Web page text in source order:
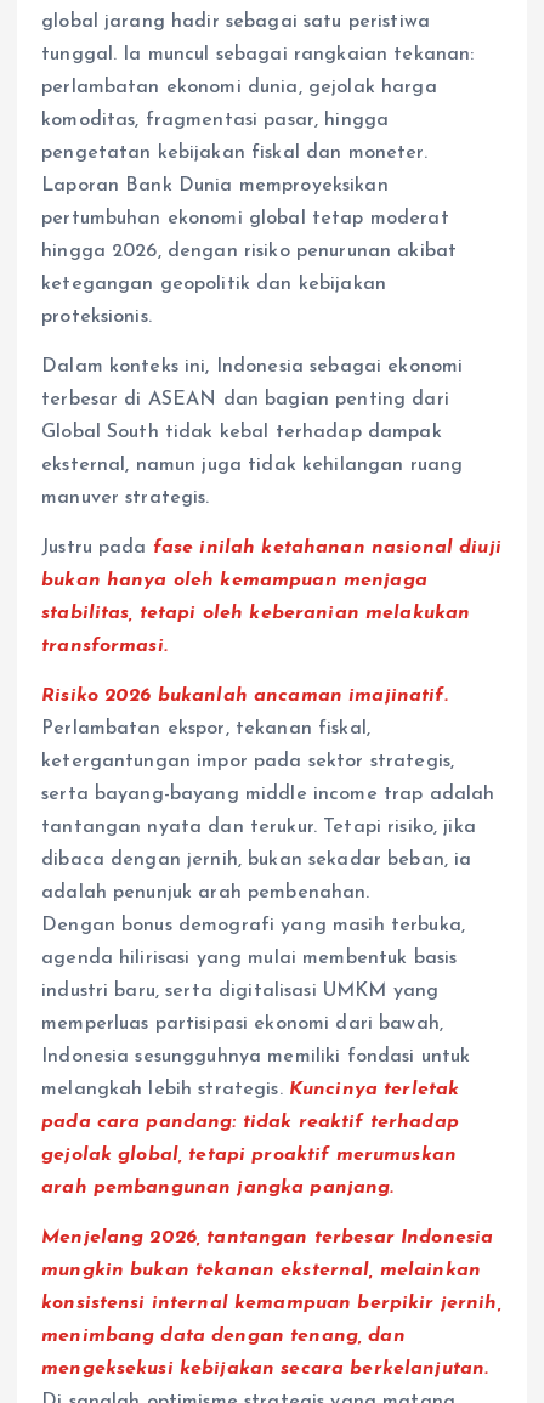
global jarang hadir sebagai satu peristiwa
tunggal. Ia muncul sebagai rangkaian tekanan:
perlambatan ekonomi dunia, gejolak harga
komoditas, fragmentasi pasar, hingga
pengetatan kebijakan fiskal dan moneter.
Laporan Bank Dunia memproyeksikan
pertumbuhan ekonomi global tetap moderat
hingga 2026, dengan risiko penurunan akibat
ketegangan geopolitik dan kebijakan
proteksionis.
Dalam konteks ini, Indonesia sebagai ekonomi
terbesar di ASEAN dan bagian penting dari
Global South tidak kebal terhadap dampak
eksternal, namun juga tidak kehilangan ruang
manuver strategis.
Justru pada fase inilah ketahanan nasional diuji
bukan hanya oleh kemampuan menjaga
stabilitas, tetapi oleh keberanian melakukan
transformasi.
Risiko 2026 bukanlah ancaman imajinatif.
Perlambatan ekspor, tekanan fiskal,
ketergantungan impor pada sektor strategis,
serta bayang-bayang middle income trap adalah
tantangan nyata dan terukur. Tetapi risiko, jika
dibaca dengan jernih, bukan sekadar beban, ia
adalah penunjuk arah pembenahan.
Dengan bonus demografi yang masih terbuka,
agenda hilirisasi yang mulai membentuk basis
industri baru, serta digitalisasi UMKM yang
memperluas partisipasi ekonomi dari bawah,
Indonesia sesungguhnya memiliki fondasi untuk
melangkah lebih strategis. Kuncinya terletak
pada cara pandang: tidak reaktif terhadap
gejolak global, tetapi proaktif merumuskan
arah pembangunan jangka panjang.
Menjelang 2026, tantangan terbesar Indonesia
mungkin bukan tekanan eksternal, melainkan
konsistensi internal kemampuan berpikir jernih,
menimbang data dengan tenang, dan
mengeksekusi kebijakan secara berkelanjutan.